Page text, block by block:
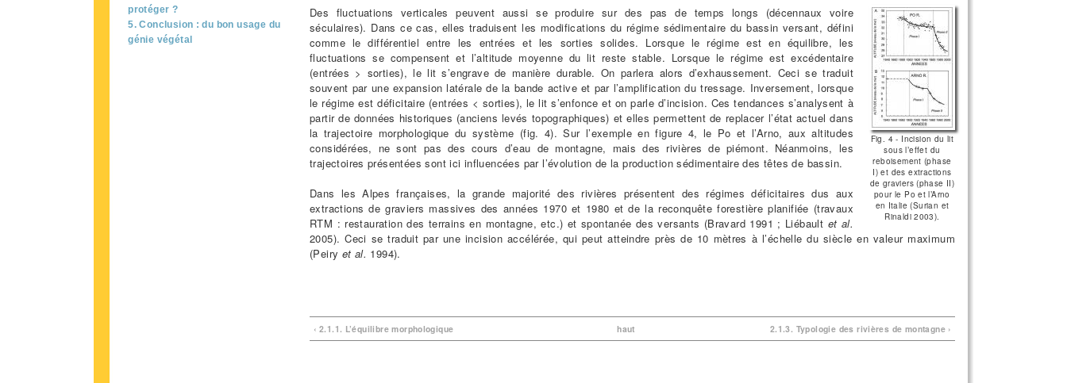
Fig. 4 - Incision du lit
sous l’effet du
reboisement (phase
I) et des extractions
de graviers (phase II)
pour le Po et l’Arno
en Italie (Surian et
Rinaldi 2003).
Des fluctuations verticales peuvent aussi se produire sur des pas de temps longs (décennaux voire
séculaires). Dans ce cas, elles traduisent les modifications du régime sédimentaire du bassin versant, défini
comme le différentiel entre les entrées et les sorties solides. Lorsque le régime est en équilibre, les
fluctuations se compensent et l’altitude moyenne du lit reste stable. Lorsque le régime est excédentaire
(entrées > sorties), le lit s’engrave de manière durable. On parlera alors d’exhaussement. Ceci se traduit
souvent par une expansion latérale de la bande active et par l’amplification du tressage. Inversement, lorsque
le régime est déficitaire (entrées < sorties), le lit s’enfonce et on parle d’incision. Ces tendances s’analysent à
partir de données historiques (anciens levés topographiques) et elles permettent de replacer l’état actuel dans
la trajectoire morphologique du système (fig. 4). Sur l’exemple en figure 4, le Po et l’Arno, aux altitudes
considérées, ne sont pas des cours d’eau de montagne, mais des rivières de piémont. Néanmoins, les
trajectoires présentées sont ici influencées par l’évolution de la production sédimentaire des têtes de bassin.
Dans les Alpes françaises, la grande majorité des rivières présentent des régimes déficitaires dus aux
extractions de graviers massives des années 1970 et 1980 et de la reconquête forestière planifiée (travaux
RTM : restauration des terrains en montagne, etc.) et spontanée des versants (Bravard 1991 ; Liébault et al.
2005). Ceci se traduit par une incision accélérée, qui peut atteindre près de 10 mètres à l’échelle du siècle en valeur maximum
(Peiry et al. 1994).
‹ 2.1.1. L’équilibre morphologique haut 2.1.3. Typologie des rivières de montagne ›
protéger ?
5. Conclusion : du bon usage du
génie végétal